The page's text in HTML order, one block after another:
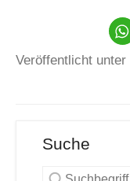
Veröffentlicht unter
Suche